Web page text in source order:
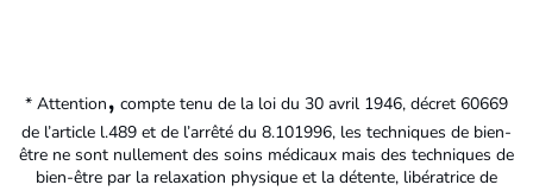
* Attention, compte tenu de la loi du 30 avril 1946, décret 60669
de l’article l.489 et de l’arrêté du 8.101996, les techniques de bien-
être ne sont nullement des soins médicaux mais des techniques de
bien-être par la relaxation physique et la détente, libératrice de